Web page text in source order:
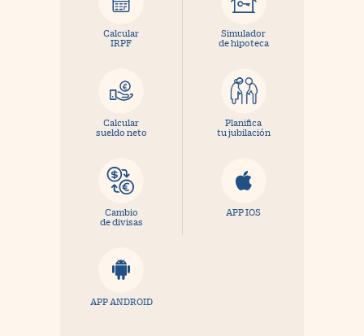
Calcular
IRPF
Simulador
de hipoteca
Calcular
sueldo neto
Planifica
tu jubilación
Cambio
de divisas
APP IOS
APP ANDROID